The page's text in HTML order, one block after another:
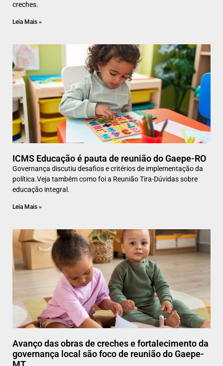
creches.
Leia Mais »
ICMS Educação é pauta de reunião do Gaepe-RO
Governança discutiu desafios e critérios de implementação da
política.Veja também como foi a Reunião Tira-Dúvidas sobre
educação integral.
Leia Mais »
Avanço das obras de creches e fortalecimento da
governança local são foco de reunião do Gaepe-